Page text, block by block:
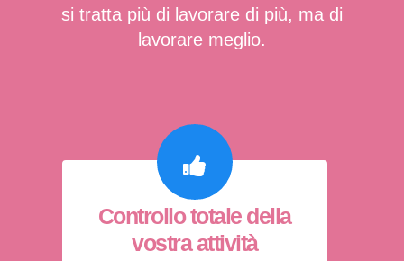
si tratta più di lavorare di più, ma di
lavorare meglio.
Controllo totale della
vostra attività